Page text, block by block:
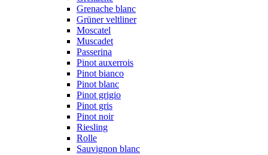
Grenache blanc
Grüner veltliner
Moscatel
Muscadet
Passerina
Pinot auxerrois
Pinot bianco
Pinot blanc
Pinot grigio
Pinot gris
Pinot noir
Riesling
Rolle
Sauvignon blanc